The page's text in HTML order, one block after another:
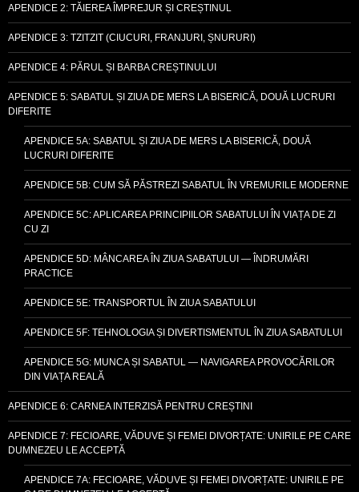
APENDICE 2: TĂIEREA ÎMPREJUR ȘI CREȘTINUL
APENDICE 3: TZITZIT (CIUCURI, FRANJURI, ȘNURURI)
APENDICE 4: PĂRUL ȘI BARBA CREȘTINULUI
APENDICE 5: SABATUL ȘI ZIUA DE MERS LA BISERICĂ, DOUĂ LUCRURI
DIFERITE
APENDICE 5A: SABATUL ȘI ZIUA DE MERS LA BISERICĂ, DOUĂ
LUCRURI DIFERITE
APENDICE 5B: CUM SĂ PĂSTREZI SABATUL ÎN VREMURILE MODERNE
APENDICE 5C: APLICAREA PRINCIPIILOR SABATULUI ÎN VIAȚA DE ZI
CU ZI
APENDICE 5D: MÂNCAREA ÎN ZIUA SABATULUI — ÎNDRUMĂRI
PRACTICE
APENDICE 5E: TRANSPORTUL ÎN ZIUA SABATULUI
APENDICE 5F: TEHNOLOGIA ȘI DIVERTISMENTUL ÎN ZIUA SABATULUI
APENDICE 5G: MUNCA ȘI SABATUL — NAVIGAREA PROVOCĂRILOR
DIN VIAȚA REALĂ
APENDICE 6: CARNEA INTERZISĂ PENTRU CREȘTINI
APENDICE 7: FECIOARE, VĂDUVE ȘI FEMEI DIVORȚATE: UNIRILE PE CARE
DUMNEZEU LE ACCEPTĂ
APENDICE 7A: FECIOARE, VĂDUVE ȘI FEMEI DIVORȚATE: UNIRILE PE